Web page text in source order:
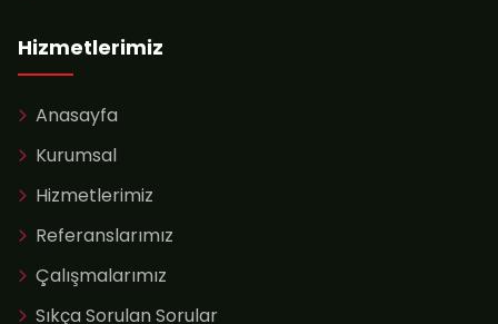
Hizmetlerimiz
Anasayfa
Kurumsal
Hizmetlerimiz
Referanslarımız
Çalışmalarımız
Sıkça Sorulan Sorular